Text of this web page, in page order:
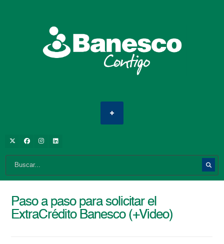
Paso a paso para solicitar el
ExtraCrédito Banesco (+Video)